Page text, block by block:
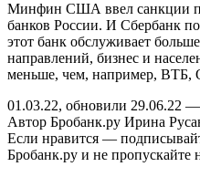
Минфин США ввел санкции
банков России. И Сбербанк
этот банк обслуживает
направлений, бизнес и
меньше, чем, например, ВТБ,
01.03.22, обновили 29.06.22
Автор Бробанк.ру Ирина
Если нравится —
Бробанк.ру и не пропускайте